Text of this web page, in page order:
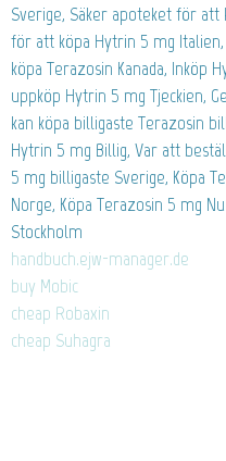
Sverige, Säker apoteket för att
för att köpa Hytrin 5 mg
köpa Terazosin Kanada, Inköp
uppköp Hytrin 5 mg Tjeckien,
kan köpa billigaste Terazosin
Hytrin 5 mg Billig, Var att
5 mg billigaste Sverige, Köpa
Norge, Köpa Terazosin 5 mg
Stockholm
handbuch.ejw-manager.de
buy Mobic
cheap Robaxin
cheap Suhagra